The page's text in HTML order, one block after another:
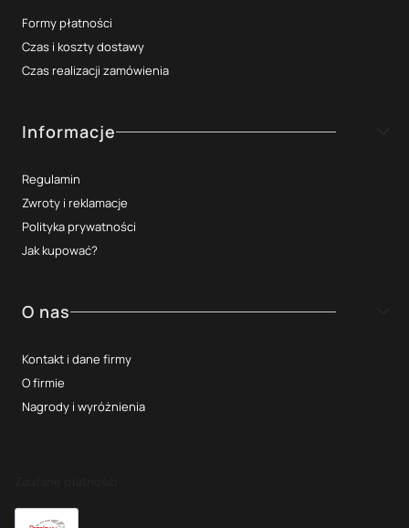
Formy płatności
Czas i koszty dostawy
Czas realizacji zamówienia
Informacje
Regulamin
Zwroty i reklamacje
Polityka prywatności
Jak kupować?
O nas
Kontakt i dane firmy
O firmie
Nagrody i wyróżnienia